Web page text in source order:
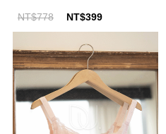
NT$778 NT$399